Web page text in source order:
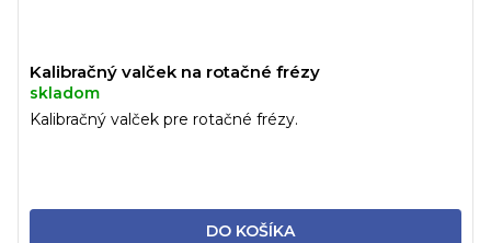
Kalibračný valček na rotačné frézy
skladom
DO KOŠÍKA
Kalibračný valček pre rotačné frézy.